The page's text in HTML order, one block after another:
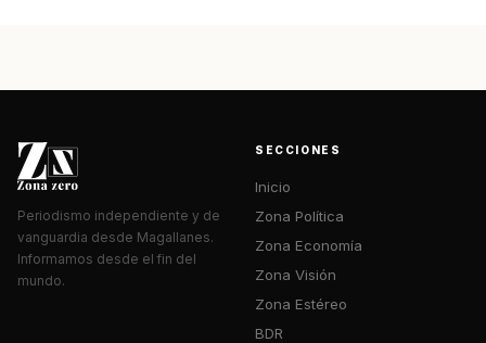
Periodismo independiente y de
vanguardia desde Magallanes.
Informamos desde el fin del
mundo.
SECCIONES
Inicio
Zona Política
Zona Economía
Zona Visión
Zona Estéreo
BDR